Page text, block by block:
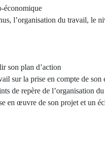
économique
l’organisation du travail, le
son plan d’action
sur la prise en compte de
de repère de l’organisation
en œuvre de son projet et un